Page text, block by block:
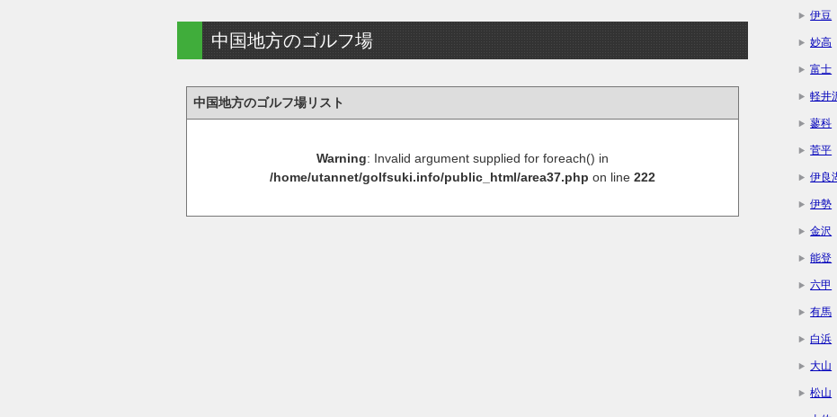
中国地方のゴルフ場
中国地方のゴルフ場リスト
Warning: Invalid argument supplied for foreach() in
/home/utannet/golfsuki.info/public_html/area37.php on line 222
伊豆
妙高
富士
軽井
蓼科
菅平
伊良
伊勢
金沢
能登
六甲
有馬
白浜
大山
松山